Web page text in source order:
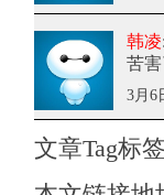
韩凌
苦害
3月6
文章Tag标签